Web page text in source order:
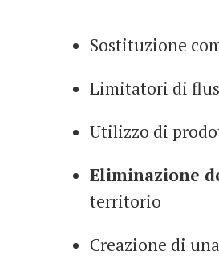
Sostituzione
Limitatori di
Utilizzo di
Eliminazione
territorio
Creazione di